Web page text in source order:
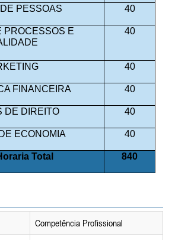
PESSOAS 40
PROCESSOS E
40
40
FINANCEIRA 40
DE DIREITO 40
ECONOMIA 40
Total 840
Competência Profissional